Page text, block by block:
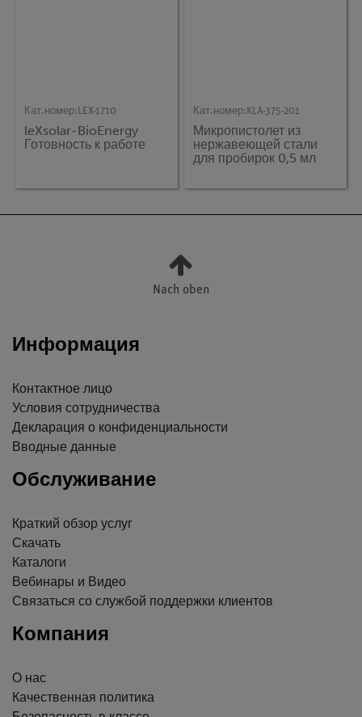
Кат.номер: LEX-1710
leXsolar-BioEnergy
Готовность к работе
Кат.номер: KLA-375-201
Микропистолет из
нержавеющей стали
для пробирок 0,5 мл
Nach oben
Информация
Контактное лицо
Условия сотрудничества
Декларация о конфиденциальности
Вводные данные
Обслуживание
Краткий обзор услуг
Скачать
Каталоги
Вебинары и Видео
Связаться со службой поддержки клиентов
Компания
О нас
Качественная политика